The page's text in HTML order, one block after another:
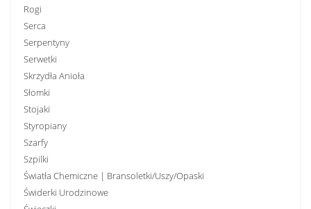
Rogi
Serca
Serpentyny
Serwetki
Skrzydła Anioła
Słomki
Stojaki
Styropiany
Szarfy
Szpilki
Światła Chemiczne | Bransoletki/uszy/opaski
Świderki Urodzinowe